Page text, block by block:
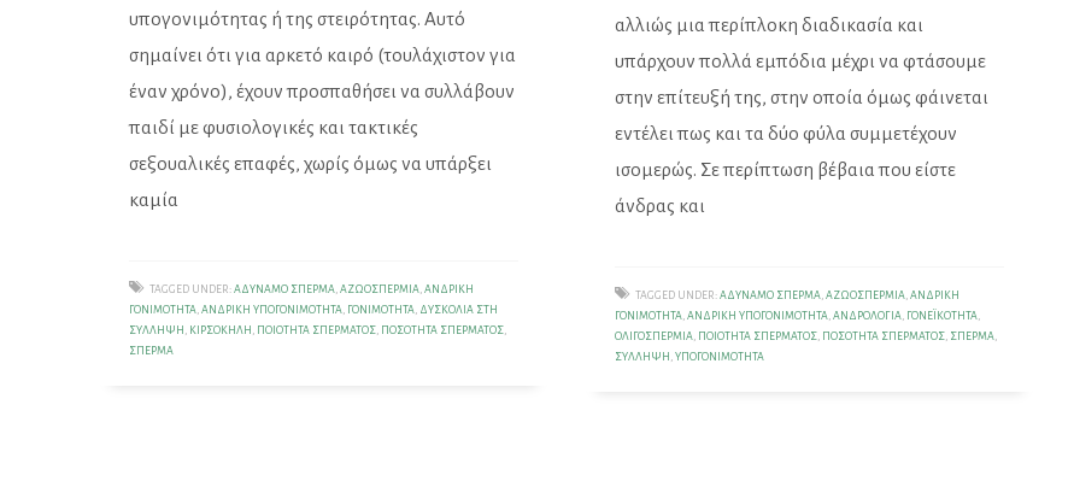
υπογονιμότητας ή της στειρότητας. Αυτό
σημαίνει ότι για αρκετό καιρό (τουλάχιστον για
έναν χρόνο), έχουν προσπαθήσει να συλλάβουν
παιδί με φυσιολογικές και τακτικές
σεξουαλικές επαφές, χωρίς όμως να υπάρξει
καμία
TAGGED UNDER: ΑΔΎΝΑΜΟ ΣΠΈΡΜΑ ,ΑΖΩΟΣΠΕΡΜΊΑ ,ΑΝΔΡΙΚΉ
ΓΟΝΙΜΌΤΗΤΑ ,ΑΝΔΡΙΚΉ ΥΠΟΓΟΝΙΜΌΤΗΤΑ ΓΟΝΙΜΌΤΗΤΑ ΔΥΣΚΟΛΊΑ ΣΤΗ
ΣΎΛΛΗΨΗ
ΚΙΡΣΟΚΉΛΗ ΠΟΙΌΤΗΤΑ ΣΠΈΡΜΑΤΟΣ ΠΟΣΌΤΗΤΑ ΣΠΈΡΜΑΤΟΣ
ΣΠΈΡΜΑ
αλλιώς μια περίπλοκη διαδικασία και
υπάρχουν πολλά εμπόδια μέχρι να φτάσουμε
στην επίτευξή της, στην οποία όμως φάινεται
εντέλει πως και τα δύο φύλα συμμετέχουν
ισομερώς. Σε περίπτωση βέβαια που είστε
άνδρας και
TAGGED UNDER: ΑΔΎΝΑΜΟ ΣΠΈΡΜΑ ,ΑΖΩΟΣΠΕΡΜΊΑ ,ΑΝΔΡΙΚΉ
ΓΟΝΙΜΌΤΗΤΑ ,ΑΝΔΡΙΚΉ ΥΠΟΓΟΝΙΜΌΤΗΤΑ ,ΑΝΔΡΟΛΟΓΊΑ ΓΟΝΕΪΚΌΤΗΤΑ
ΟΛΙΓΟΣΠΕΡΜΊΑ
ΠΟΙΌΤΗΤΑ ΣΠΈΡΜΑΤΟΣ ΠΟΣΌΤΗΤΑ ΣΠΈΡΜΑΤΟΣ ΣΠΈΡΜΑ
ΣΎΛΛΗΨΗ ,ΥΠΟΓΟΝΙΜΌΤΗΤΑ